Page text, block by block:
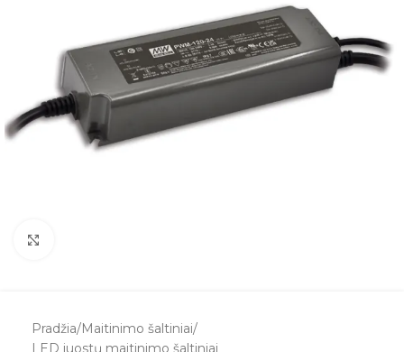
Pradžia/Maitinimo šaltiniai/
LED juostų maitinimo šaltiniai